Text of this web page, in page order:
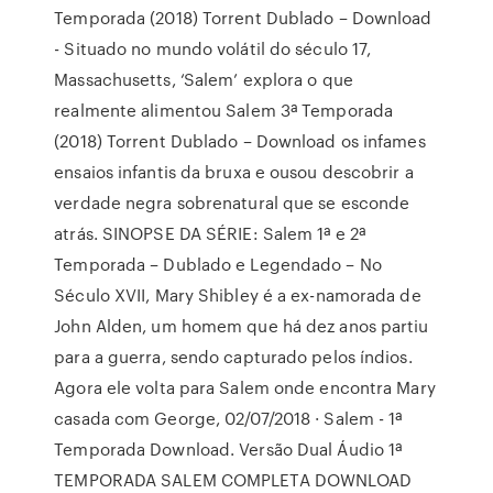
Temporada (2018) Torrent Dublado – Download
- Situado no mundo volátil do século 17,
Massachusetts, ‘Salem’ explora o que
realmente alimentou Salem 3ª Temporada
(2018) Torrent Dublado – Download os infames
ensaios infantis da bruxa e ousou descobrir a
verdade negra sobrenatural que se esconde
atrás. SINOPSE DA SÉRIE: Salem 1ª e 2ª
Temporada – Dublado e Legendado – No
Século XVII, Mary Shibley é a ex-namorada de
John Alden, um homem que há dez anos partiu
para a guerra, sendo capturado pelos índios.
Agora ele volta para Salem onde encontra Mary
casada com George, 02/07/2018 · Salem - 1ª
Temporada Download. Versão Dual Áudio 1ª
TEMPORADA SALEM COMPLETA DOWNLOAD